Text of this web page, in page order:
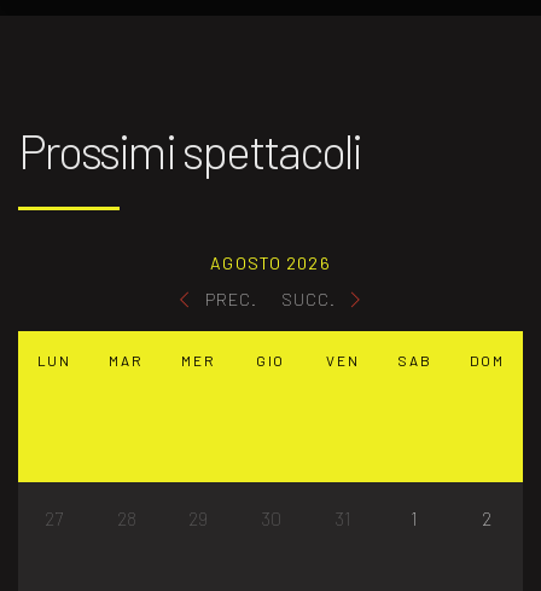
Prossimi spettacoli
PREC.
AGOSTO 2026
SUCC.
LUN MAR MER GIO VEN SAB DOM
27 28 29 30 31 1 2